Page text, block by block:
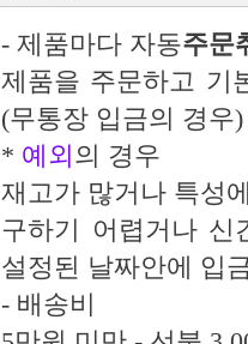
- 제품마다 자동주문
제품을 주문하고 기
(무통장 입금의 경우)
* 예외의 경우
재고가 많거나 특성
구하기 어렵거나
설정된 날짜안에 입
- 배송비